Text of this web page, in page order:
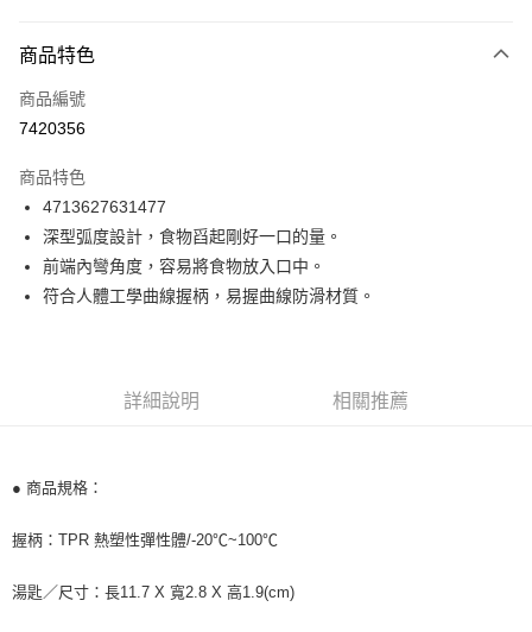
信用卡一次付款
超商取貨付款
Apple Pay
街口支付
悠遊付
１．簡單：不需註冊會員、不需綁卡、不需儲值。
３．安心：先確認商品／服務後，再付款。
【「AFTEE先享後付」結帳流程】
１．於結帳方式選擇「AFTEE先享後付」後，將跳轉至「AFTEE先享後付」
全家取貨付款
商品特色
商品編號
7420356
商品特色
4713627631477
深型弧度設計，食物舀起剛好一口的量。
前端內彎角度，容易將食物放入口中。
符合人體工學曲線握柄，易握曲線防滑材質。
詳細說明 相關推薦
● 商品規格：
握柄：TPR 熱塑性彈性體/-20℃~100℃
湯匙／尺寸：長11.7 X 寬2.8 X 高1.9(cm)